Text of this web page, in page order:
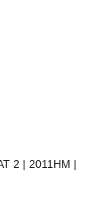
2 | 2011HM |